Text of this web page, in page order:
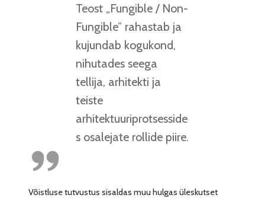
Teost „Fungible / Non-
Fungible” rahastab ja
kujundab kogukond,
nihutades seega
tellija, arhitekti ja
teiste
arhitektuuriprotsesside
s osalejate rollide piire.
Võistluse tutvustus sisaldas muu hulgas üleskutset